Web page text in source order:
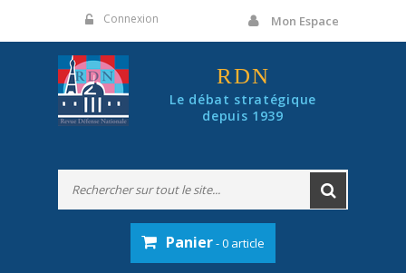
Connexion Mon Espace
RDN
Le débat stratégique
depuis 1939
Panier- 0 article